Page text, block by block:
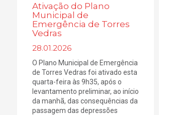
Ativação do Plano
Municipal de
Emergência de Torres
Vedras
28.01.2026
O Plano Municipal de Emergência
de Torres Vedras foi ativado esta
quarta-feira às 9h35, após o
levantamento preliminar, ao início
da manhã, das consequências da
passagem das depressões